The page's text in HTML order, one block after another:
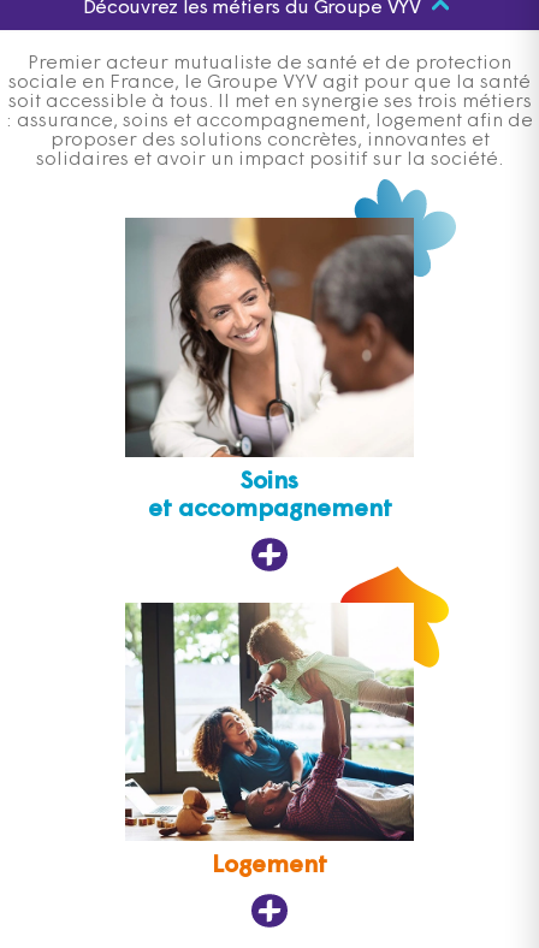
Découvrez les métiers du Groupe VYV
Premier acteur mutualiste de santé et de protection
sociale en France, le Groupe VYV agit pour que la santé
soit accessible à tous. Il met en synergie ses trois métiers
: assurance, soins et accompagnement, logement afin de
proposer des solutions concrètes, innovantes et
solidaires et avoir un impact positif sur la société.
Soins
et accompagnement
Logement